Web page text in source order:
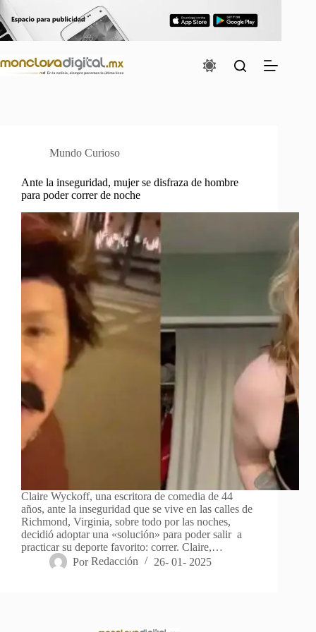
al
contenido
Mundo Curioso
Ante la inseguridad, mujer se disfraza de hombre
para poder correr de noche
Claire Wyckoff, una escritora de comedia de 44
años, ante la inseguridad que se vive en las calles de
Richmond, Virginia, sobre todo por las noches,
decidió adoptar una «solución» para poder salir a
practicar su deporte favorito: correr. Claire,…
Por Redacción 26- 01- 2025